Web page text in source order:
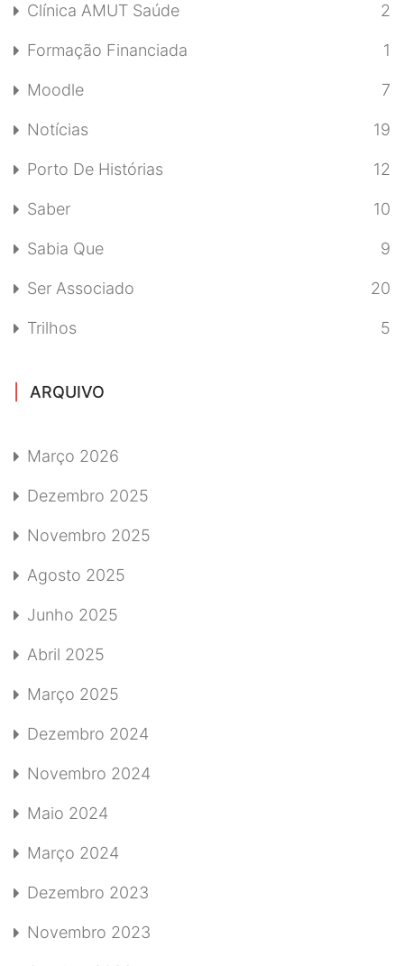
Clínica AMUT Saúde 2
Formação Financiada 1
Moodle 7
Notícias 19
Porto De Histórias 12
Saber 10
Sabia Que 9
Ser Associado 20
Trilhos 5
ARQUIVO
Março 2026
Dezembro 2025
Novembro 2025
Agosto 2025
Junho 2025
Abril 2025
Março 2025
Dezembro 2024
Novembro 2024
Maio 2024
Março 2024
Dezembro 2023
Novembro 2023